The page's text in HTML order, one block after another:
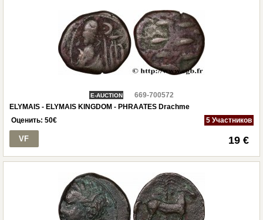
E-AUCTION
669-700572
ELYMAIS - ELYMAIS KINGDOM - PHRAATES Drachme
Оценить: 50€ 5 Участников
VF 19 €